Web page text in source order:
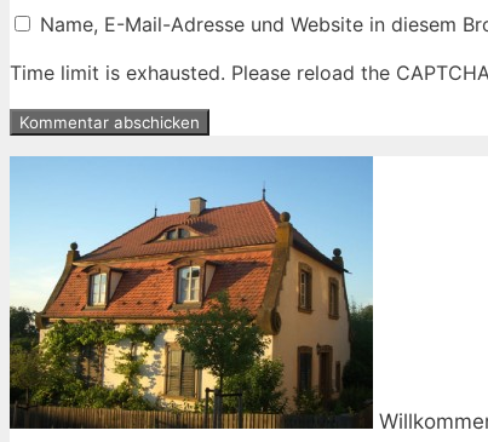
Adresse
Name, E-Mail-Adresse und Website in diesem
Time limit is exhausted. Please reload the